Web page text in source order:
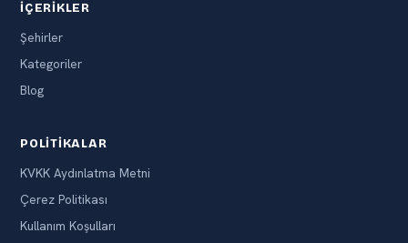
İÇERIKLER
Şehirler
Kategoriler
Blog
POLITIKALAR
KVKK Aydınlatma Metni
Çerez Politikası
Kullanım Koşulları